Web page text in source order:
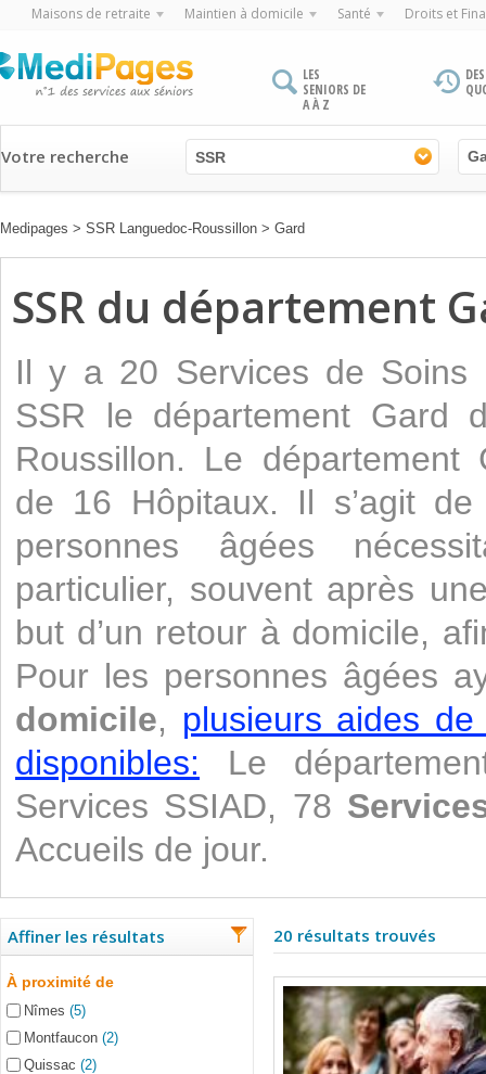
Maisons de retraite Maintien à domicile Santé Droits et
LES
SENIORS DE
A À Z
Votre recherche SSR
Medipages > SSR Languedoc-Roussillon > Gard
SSR du département
Il y a 20 Services de Soins
SSR le département Gard
Roussillon. Le département
de 16 Hôpitaux. Il s’agit
personnes âgées
particulier, souvent après
but d’un retour à domicile,
Pour les personnes âgées
domicile, plusieurs aides
disponibles: Le
Services SSIAD, 78
Accueils de jour.
Affiner les résultats
À proximité de
Nîmes (5)
Montfaucon (2)
Quissac (2)
20 résultats trouvés